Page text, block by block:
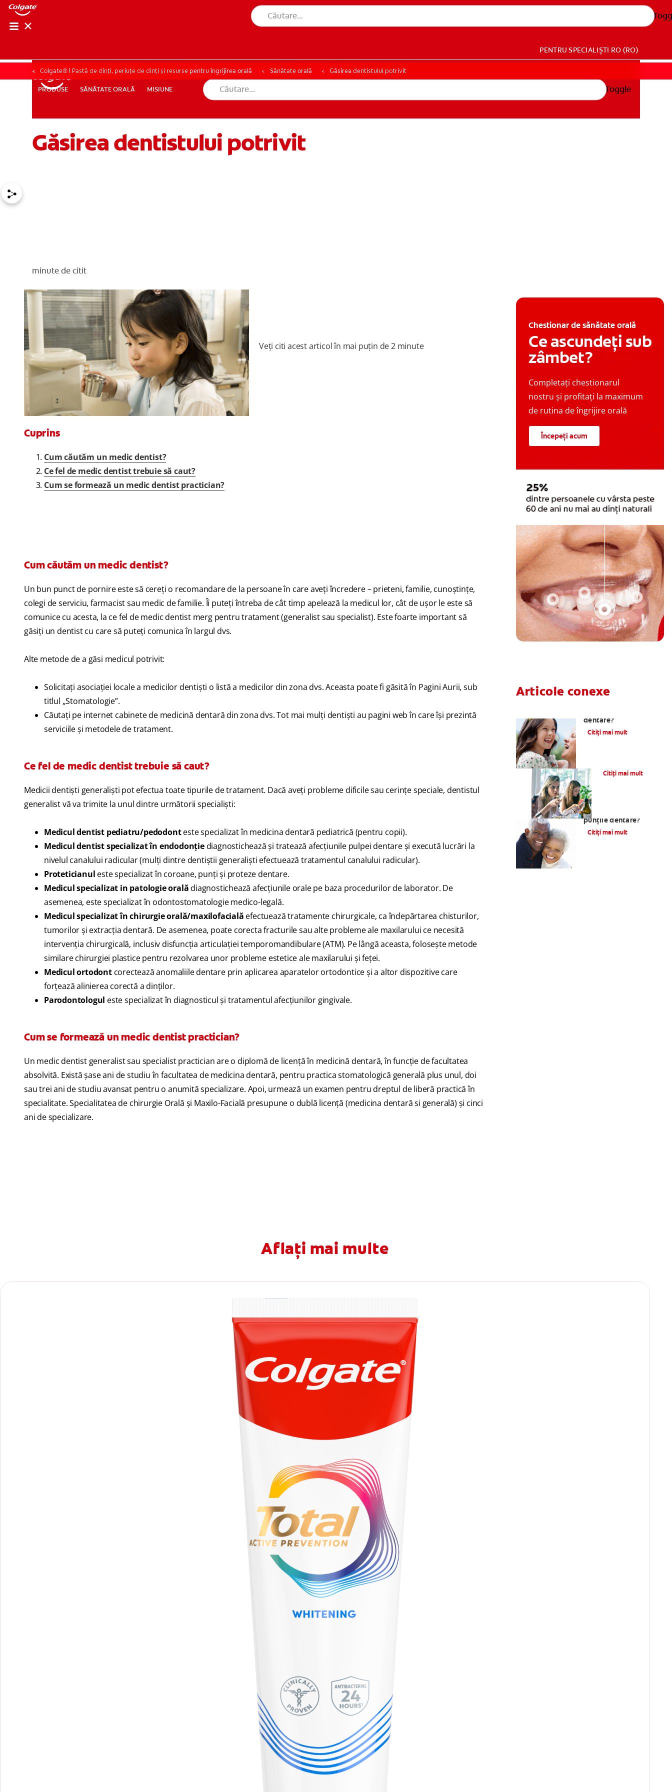
PRODUSE SĂNĂTATE ORALĂ MISIUNE
PENTRU SPECIALIȘTI RO (RO)
PENTRU SPECIALIȘTI RO (RO)
PRODUSE SĂNĂTATE ORALĂ MISIUNE
VERIFICAREA SĂNĂTĂȚII ORALE SELECTARE PRODUSE
Toggle
Colgate® | Pastă de dinți, periuțe de dinți și resurse pentru îngrijirea orală Sănătate orală Găsirea dentistului potrivit
Găsirea dentistului potrivit
minute de citit
Veți citi acest articol în mai puțin de 2 minute
Cuprins
Cum căutăm un medic dentist?
Ce fel de medic dentist trebuie să caut?
Cum se formează un medic dentist practician?
Cum căutăm un medic dentist?
Un bun punct de pornire este să cereţi o recomandare de la persoane în care aveţi încredere – prieteni, familie, cunoştinţe,
colegi de serviciu, farmacist sau medic de familie. Îi puteţi întreba de cât timp apelează la medicul lor, cât de uşor le este să
comunice cu acesta, la ce fel de medic dentist merg pentru tratament (generalist sau specialist). Este foarte important să
găsiţi un dentist cu care să puteţi comunica în largul dvs.
Alte metode de a găsi medicul potrivit:
Solicitaţi asociaţiei locale a medicilor dentişti o listă a medicilor din zona dvs. Aceasta poate fi găsită în Pagini Aurii, sub
titlul „Stomatologie”.
Căutaţi pe internet cabinete de medicină dentară din zona dvs. Tot mai mulţi dentişti au pagini web în care îşi prezintă
serviciile şi metodele de tratament.
Ce fel de medic dentist trebuie să caut?
Medicii dentişti generalişti pot efectua toate tipurile de tratament. Dacă aveţi probleme dificile sau cerinţe speciale, dentistul
generalist vă va trimite la unul dintre următorii specialişti:
Medicul dentist pediatru/pedodontestespecializat în medicina dentară pediatrică (pentru copii).
Medicul dentist specializat în endodonţiediagnostichează şi tratează afecţiunile pulpei dentare şi execută lucrări la
nivelul canalului radicular (mulţi dintre dentiştii generalişti efectuează tratamentul canalului radicular).
Proteticianul estespecializat în coroane, punţi şi proteze dentare.
Medicul specializat in patologie oralădiagnostichează afecţiunile orale pe baza procedurilor de laborator. De
asemenea, este specializat în odontostomatologie medico-legală.
Medicul specializat în chirurgie orală/maxilofacială efectuează tratamente chirurgicale, ca îndepărtarea chisturilor,
tumorilor şi extracţia dentară. De asemenea, poate corecta fracturile sau alte probleme ale maxilarului ce necesită
intervenţia chirurgicală, inclusiv disfuncţia articulaţiei temporomandibulare (ATM). Pe lângă aceasta, foloseşte metode
similare chirurgiei plastice pentru rezolvarea unor probleme estetice ale maxilarului şi feţei.
Medicul ortodont corectează anomaliile dentare prin aplicarea aparatelor ortodontice şi a altor dispozitive care
forţează alinierea corectă a dinţilor.
Parodontologul este specializat în diagnosticul şi tratamentul afecţiunilor gingivale.
Cum se formează un medic dentist practician?
Un medic dentist generalist sau specialist practician are o diplomă de licență în medicină dentară, în funcţie de facultatea
absolvită. Există șase ani de studiu în facultatea de medicina dentară, pentru practica stomatologică generală plus unul, doi
sau trei ani de studiu avansat pentru o anumită specializare. Apoi, urmează un examen pentru dreptul de liberă practică în
specialitate. Specialitatea de chirurgie Orală și Maxilo-Facială presupune o dublă licenţă (medicina dentară si generală) şi cinci
ani de specializare.
Chestionar de sănătate orală
Ce ascundeți sub
zâmbet?
Completați chestionarul
nostru și profitați la maximum
de rutina de îngrijire orală
Începeți acum
Articole conexe
dentare?
Citiți mai mult
Citiți mai mult
Ce sunt coroanele și
punțile dentare?
Citiți mai mult
Aflați mai multe